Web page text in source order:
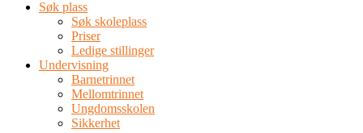
Søk plass
Søk skoleplass
Priser
Ledige stillinger
Undervisning
Barnetrinnet
Mellomtrinnet
Ungdomsskolen
Sikkerhet